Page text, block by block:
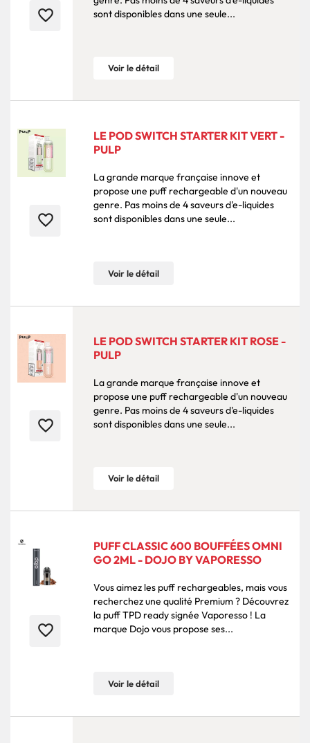
favorite_border
sont disponibles dans une seule...
Voir le détail
favorite_border
LE POD SWITCH STARTER KIT VERT -
PULP
La grande marque française innove et
propose une puff rechargeable d'un nouveau
genre. Pas moins de 4 saveurs d'e-liquides
sont disponibles dans une seule...
Voir le détail
favorite_border
LE POD SWITCH STARTER KIT ROSE -
PULP
La grande marque française innove et
propose une puff rechargeable d'un nouveau
genre. Pas moins de 4 saveurs d'e-liquides
sont disponibles dans une seule...
Voir le détail
favorite_border
PUFF CLASSIC 600 BOUFFÉES OMNI
GO 2ML - DOJO BY VAPORESSO
Vous aimez les puff rechargeables, mais vous
recherchez une qualité Premium ? Découvrez
la puff TPD ready signée Vaporesso ! La
marque Dojo vous propose ses...
Voir le détail